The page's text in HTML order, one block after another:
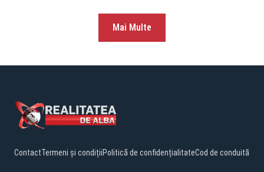
Mai Multe
ContactTermeni și condițiiPolitică de confidențialitateCod de conduită